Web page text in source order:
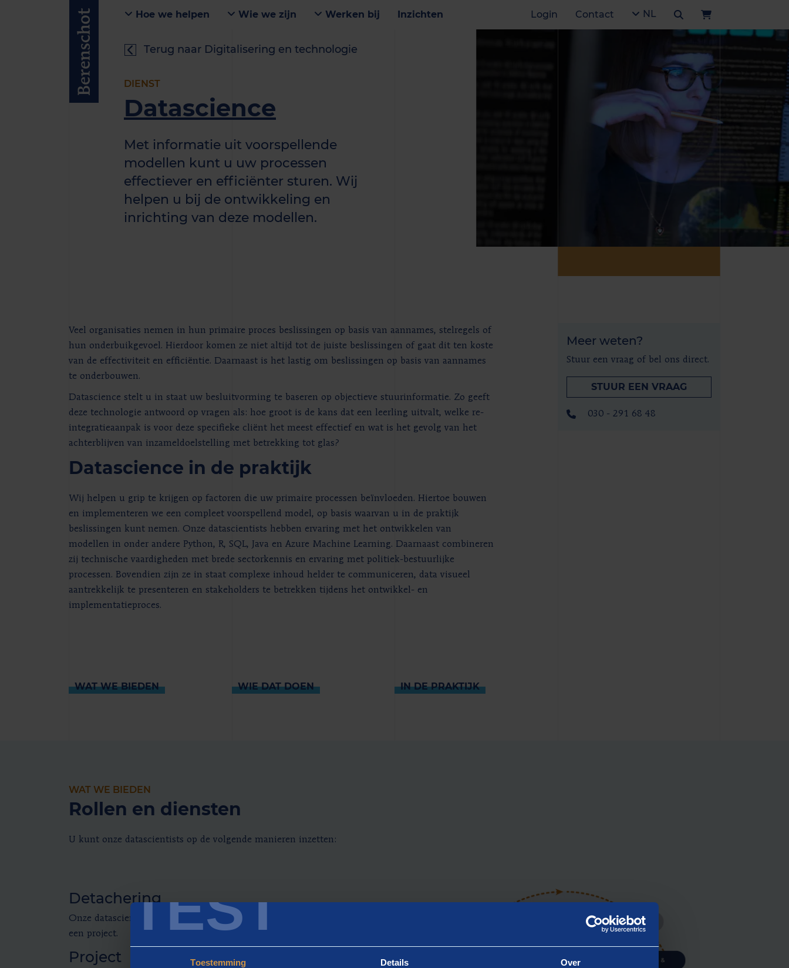
TEST
Toestemming Details Over
Hoe we helpen Wie we zijn Werken bij Inzichten Login Contact NL
Terug naar Digitalisering en technologie
DIENST
Datascience
Met informatie uit voorspellende
modellen kunt u uw processen
effectiever en efficiënter sturen. Wij
helpen u bij de ontwikkeling en
inrichting van deze modellen.
Veel organisaties nemen in hun primaire proces beslissingen op basis van aannames, stelregels of
hun onderbuikgevoel. Hierdoor komen ze niet altijd tot de juiste beslissingen of gaat dit ten koste
van de effectiviteit en efficiëntie. Daarnaast is het lastig om beslissingen op basis van aannames
te onderbouwen.
Datascience stelt u in staat uw besluitvorming te baseren op objectieve stuurinformatie. Zo geeft
deze technologie antwoord op vragen als: hoe groot is de kans dat een leerling uitvalt, welke re-
integratieaanpak is voor deze specifieke cliënt het meest effectief en wat is het gevolg van het
achterblijven van inzameldoelstelling met betrekking tot glas?
Datascience in de praktijk
Wij helpen u grip te krijgen op factoren die uw primaire processen beïnvloeden. Hiertoe bouwen
en implementeren we een compleet voorspellend model, op basis waarvan u in de praktijk
beslissingen kunt nemen. Onze datascientists hebben ervaring met het ontwikkelen van
modellen in onder andere Python, R, SQL, Java en Azure Machine Learning. Daarnaast combineren
zij technische vaardigheden met brede sectorkennis en ervaring met politiek-bestuurlijke
processen. Bovendien zijn ze in staat complexe inhoud helder te communiceren, data visueel
aantrekkelijk te presenteren en stakeholders te betrekken tijdens het ontwikkel- en
implementatieproces.
Meer weten?
Stuur een vraag of bel ons direct.
STUUR EEN VRAAG
030 - 291 68 48
WAT WE BIEDEN WIE DAT DOEN IN DE PRAKTIJK
WAT WE BIEDEN
Rollen en diensten
U kunt onze datascientists op de volgende manieren inzetten:
Detachering
Onze datascientist werkt een bepaalde periode met u mee aan
een project.
Project